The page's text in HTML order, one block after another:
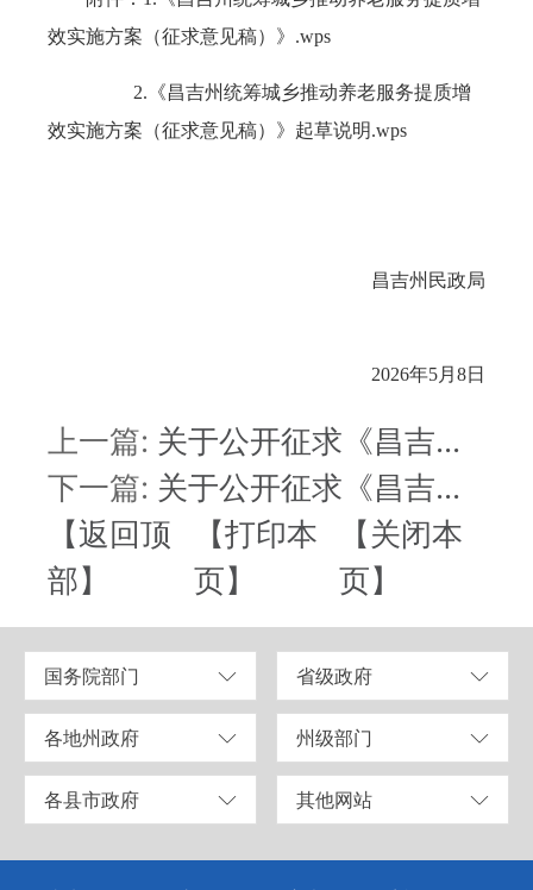
效实施方案（征求意见稿）》.wps
2.《昌吉州统筹城乡推动养老服务提质增
效实施方案（征求意见稿）》起草说明.wps
昌吉州民政局
2026年5月8日
上一篇: 关于公开征求《昌吉...
下一篇: 关于公开征求《昌吉...
【返回顶
部】
【打印本
页】
【关闭本
页】
国务院部门 省级政府
各地州政府 州级部门
各县市政府 其他网站